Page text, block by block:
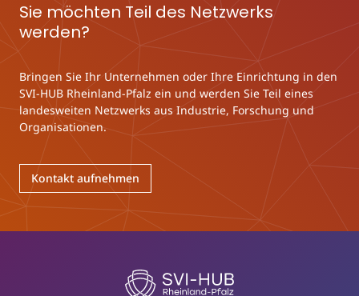
Sie möchten Teil des Netzwerks
werden?
Bringen Sie Ihr Unternehmen oder Ihre Einrichtung in den
SVI-HUB Rheinland-Pfalz ein und werden Sie Teil eines
landesweiten Netzwerks aus Industrie, Forschung und
Organisationen.
Kontakt aufnehmen